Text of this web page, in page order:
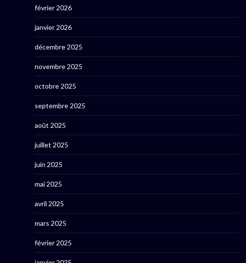
février 2026
janvier 2026
décembre 2025
novembre 2025
octobre 2025
septembre 2025
août 2025
juillet 2025
juin 2025
mai 2025
avril 2025
mars 2025
février 2025